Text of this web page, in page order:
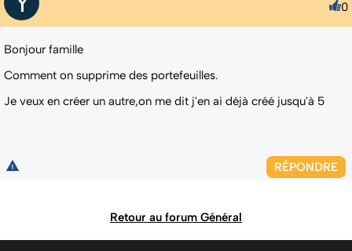
0
Bonjour famille
Comment on supprime des portefeuilles.
Je veux en créer un autre,on me dit j'en ai déjà créé jusqu'à 5
RÉPONDRE
Retour au forum Général